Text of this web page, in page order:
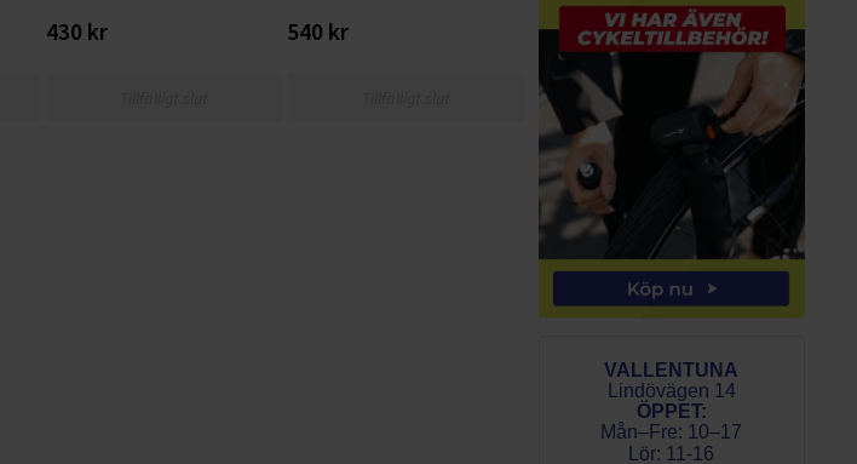
430 kr 540 kr
VALLENTUNA
Lindövägen 14
ÖPPET:
Mån–Fre: 10–17
Lör: 11-16